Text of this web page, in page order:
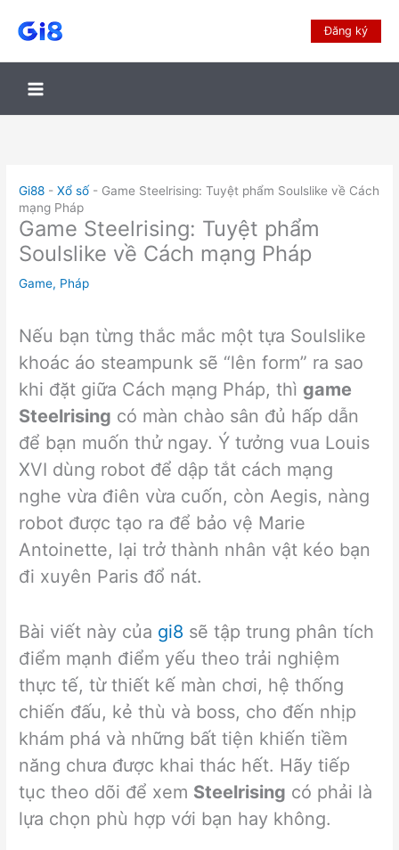
Đăng ký
Gi88 -Xổ số - Game Steelrising: Tuyệt phẩm Soulslike về Cách
mạng Pháp
Game Steelrising: Tuyệt phẩm
Soulslike về Cách mạng Pháp
Game, Pháp
Nếu bạn từng thắc mắc một tựa Soulslike
khoác áo steampunk sẽ “lên form” ra sao
khi đặt giữa Cách mạng Pháp, thì game
Steelrising có màn chào sân đủ hấp dẫn
để bạn muốn thử ngay. Ý tưởng vua Louis
XVI dùng robot để dập tắt cách mạng
nghe vừa điên vừa cuốn, còn Aegis, nàng
robot được tạo ra để bảo vệ Marie
Antoinette, lại trở thành nhân vật kéo bạn
đi xuyên Paris đổ nát.
Bài viết này của gi8 sẽ tập trung phân tích
điểm mạnh điểm yếu theo trải nghiệm
thực tế, từ thiết kế màn chơi, hệ thống
chiến đấu, kẻ thù và boss, cho đến nhịp
khám phá và những bất tiện khiến tiềm
năng chưa được khai thác hết. Hãy tiếp
tục theo dõi để xem Steelrising có phải là
lựa chọn phù hợp với bạn hay không.